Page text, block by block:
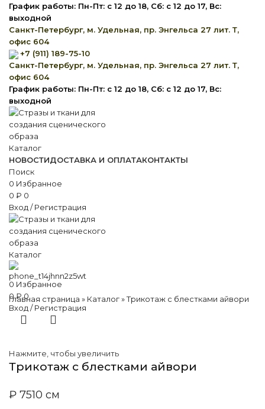
График работы: Пн-Пт: с 12 до 18, Сб: с 12 до 17, Вс:
выходной
Санкт-Петербург, м. Удельная, пр. Энгельса 27 лит. Т,
офис 604
+7 (911) 189-75-10
Санкт-Петербург, м. Удельная, пр. Энгельса 27 лит. Т,
офис 604
График работы: Пн-Пт: с 12 до 18, Сб: с 12 до 17, Вс:
выходной
Каталог
НОВОСТИДОСТАВКА И ОПЛАТАКОНТАКТЫ
Поиск
0 Избранное
0 ₽ 0
Вход / Регистрация
Каталог
0 Избранное
0₽0
Вход / Регистрация
Главная страница » Каталог»Трикотаж с блестками айвори
Нажмите, чтобы увеличить
Трикотаж с блестками айвори
₽ 7510 см